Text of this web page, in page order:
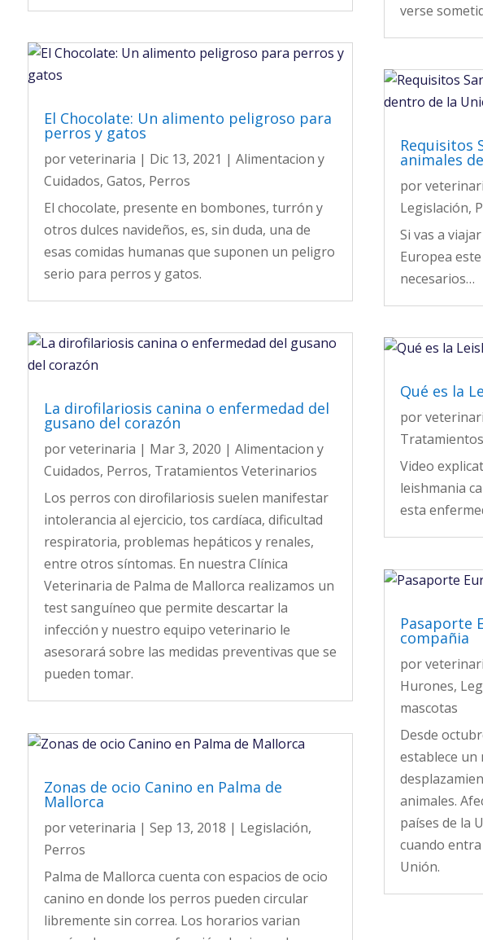
El Chocolate: Un alimento peligroso para
perros y gatos
porveterinaria | Dic 13, 2021 | Alimentacion y
Cuidados, Gatos, Perros
El chocolate, presente en bombones, turrón y
otros dulces navideños, es, sin duda, una de
esas comidas humanas que suponen un peligro
serio para perros y gatos.
La dirofilariosis canina o enfermedad del
gusano del corazón
porveterinaria | Mar 3, 2020 | Alimentacion y
Cuidados, Perros, Tratamientos Veterinarios
Los perros con dirofilariosis suelen manifestar
intolerancia al ejercicio, tos cardíaca, dificultad
respiratoria, problemas hepáticos y renales,
entre otros síntomas. En nuestra Clínica
Veterinaria de Palma de Mallorca realizamos un
test sanguíneo que permite descartar la
infección y nuestro equipo veterinario le
asesorará sobre las medidas preventivas que se
pueden tomar.
Zonas de ocio Canino en Palma de
Mallorca
porveterinaria | Sep 13, 2018 | Legislación,
Perros
Palma de Mallorca cuenta con espacios de ocio
canino en donde los perros pueden circular
libremente sin correa. Los horarios varian
verse
Requisitos
animales
por
Legislación,
Si vas a
Europea
necesarios…
Qué es la
por
Video
leishmania
esta
Pasaporte
compañia
por
Hurones,
mascotas
Desde
establece un
animales.
países de la
cuando
Unión.